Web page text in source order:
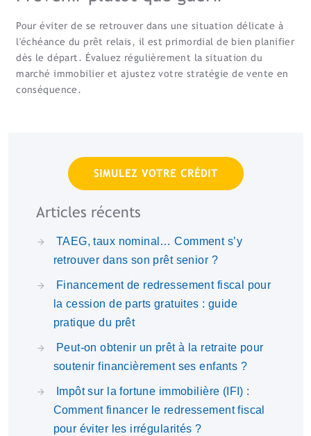
Pour éviter de se retrouver dans une situation délicate à
l'échéance du prêt relais, il est primordial de bien planifier
dès le départ. Évaluez régulièrement la situation du
marché immobilier et ajustez votre stratégie de vente en
conséquence.
SIMULEZ VOTRE CRÉDIT
Articles récents
TAEG, taux nominal… Comment s’y
retrouver dans son prêt senior ?
Financement de redressement fiscal pour
la cession de parts gratuites : guide
pratique du prêt
Peut-on obtenir un prêt à la retraite pour
soutenir financièrement ses enfants ?
Impôt sur la fortune immobilière (IFI) :
Comment financer le redressement fiscal
pour éviter les irrégularités ?